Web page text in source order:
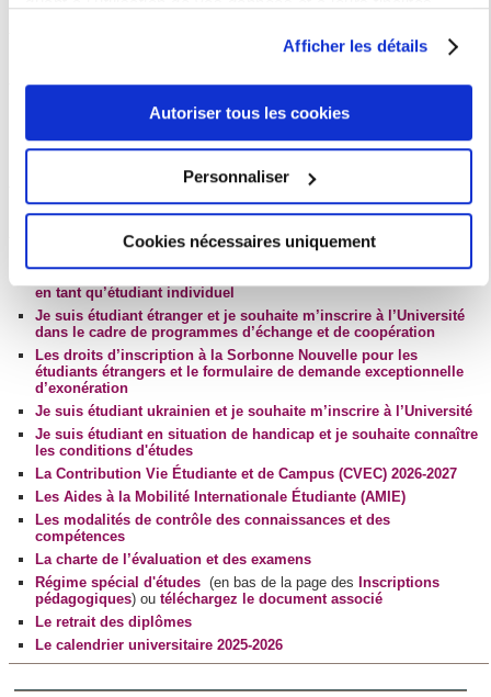
moment en consultant la Déclaration relative aux cookies
ou en cliquant sur l'icône de confidentialité.
Si vous le permettez, nous aimerions également :
géographique qui peuvent être précises à plusieurs
mètres près
Identifier votre appareil en l'analysant activement
pour en relever les caractéristiques spécifiques
(empreintes digitales).
Pour en savoir plus sur le traitement de vos données
personnelles et définir vos préférences, reportez-vous à la
section « Détails ». Vous pouvez modifier ou retirer votre
consentement à tout moment à partir de la déclaration sur
les cookies.
Les cookies nous permettent de personnaliser le contenu
et les annonces, d'offrir des fonctionnalités relatives aux
médias sociaux et d'analyser notre trafic. Nous
partageons également des informations sur l'utilisation de
notre site avec nos partenaires de médias sociaux, de
publicité et d'analyse, qui peuvent combiner celles-ci avec
d'autres informations que vous leur avez fournies ou qu'ils
ont collectées lors de votre utilisation de leurs services.
Afficher les détails
Autoriser tous les cookies
Personnaliser
Cookies nécessaires uniquement
Vous trouverez des explications et de l'aidesur cette page.
Etudes en France
eCandidat
Les droits d’inscription à la Sorbonne Nouvelle
en tant qu’étudiant individuel
Je suis étudiant étranger et je souhaite m’inscrire à l’Université
dans le cadre de programmes d’échange et de coopération
Les droits d’inscription à la Sorbonne Nouvelle pour les
étudiants étrangers et le formulaire de demande exceptionnelle
d’exonération
Je suis étudiant ukrainien et je souhaite m’inscrire à l’Université
Je suis étudiant en situation de handicap et je souhaite connaître
les conditions d'études
La Contribution Vie Étudiante et de Campus (CVEC) 2026-2027
Les Aides à la Mobilité Internationale Étudiante (AMIE)
Les modalités de contrôle des connaissances et des
compétences
La charte de l’évaluation et des examens
Régime spécial d'études (en bas de la page des Inscriptions
pédagogiques) ou téléchargez le document associé
Le retrait des diplômes
Le calendrier universitaire 2025-2026